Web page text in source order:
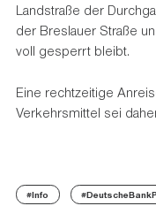
Landstraße der
der Breslauer Straße
voll gesperrt bleibt.
Eine rechtzeitige
Verkehrsmittel sei
#Info